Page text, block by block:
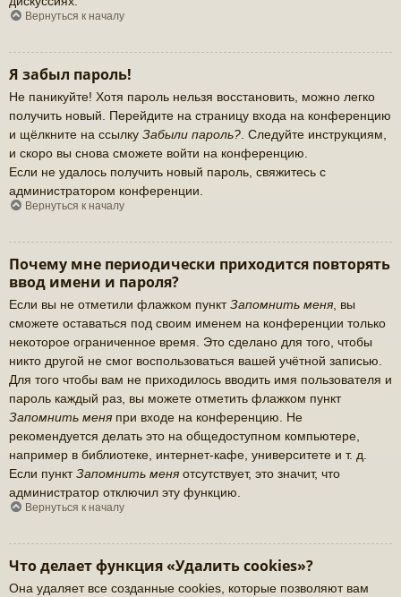
Вернуться к началу
Я забыл пароль!
Не паникуйте! Хотя пароль нельзя восстановить, можно легко
получить новый. Перейдите на страницу входа на конференцию
и щёлкните на ссылку Забыли пароль? . Следуйте инструкциям,
и скоро вы снова сможете войти на конференцию.
Если не удалось получить новый пароль, свяжитесь с
администратором конференции.
Вернуться к началу
Почему мне периодически приходится повторять
ввод имени и пароля?
Если вы не отметили флажком пунктЗапомнить меня , вы
сможете оставаться под своим именем на конференции только
некоторое ограниченное время. Это сделано для того, чтобы
никто другой не смог воспользоваться вашей учётной записью.
Для того чтобы вам не приходилось вводить имя пользователя и
пароль каждый раз, вы можете отметить флажком пункт
Запомнить меня при входе на конференцию. Не
рекомендуется делать это на общедоступном компьютере,
например в библиотеке, интернет-кафе, университете и т. д.
Если пунктЗапомнить меня отсутствует, это значит, что
администратор отключил эту функцию.
Вернуться к началу
Что делает функция «Удалить cookies»?
Она удаляет все созданные cookies, которые позволяют вам